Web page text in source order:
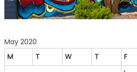
May 2020
M
T W T F